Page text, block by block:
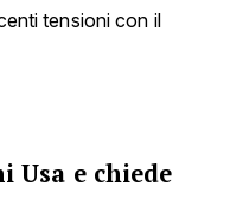
tensioni con il
Usa e chiede